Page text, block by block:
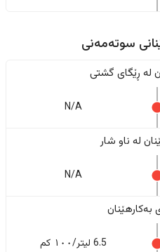
سوتەمەنی
له ڕێگای گشتی
N/A
له ناو شار
N/A
بەکارهێنان
6.5 لیتر/١٠٠ کم